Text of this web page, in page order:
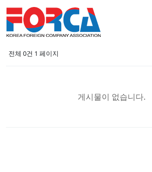
협회뉴스
전체 0건 1 페이지
게시물이 없습니다.